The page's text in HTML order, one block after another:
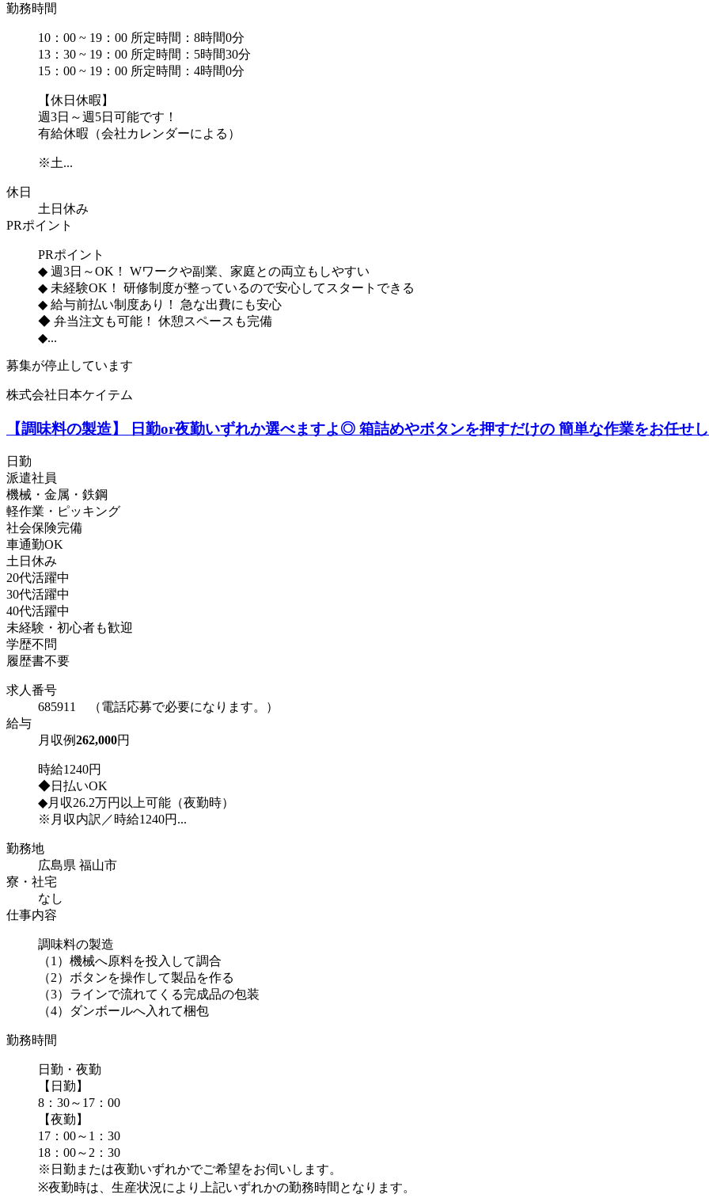
勤務時間
10：00 ~ 19：00 所定時間：8時間0分
13：30 ~ 19：00 所定時間：5時間30分
15：00 ~ 19：00 所定時間：4時間0分
【休日休暇】
週3日～週5日可能です！
有給休暇（会社カレンダーによる）
※土...
休日
土日休み
PRポイント
PRポイント
◆ 週3日～OK！ Wワークや副業、家庭との両立もしやすい
◆ 未経験OK！ 研修制度が整っているので安心してスタートできる
◆ 給与前払い制度あり！ 急な出費にも安心
◆ 弁当注文も可能！ 休憩スペースも完備
◆...
募集が停止しています
株式会社日本ケイテム
【調味料の製造】 日勤or夜勤いずれか選べますよ◎ 箱詰めやボタンを押すだけの 簡単な作業をお任せ
日勤
派遣社員
機械・金属・鉄鋼
軽作業・ピッキング
社会保険完備
車通勤OK
土日休み
20代活躍中
30代活躍中
40代活躍中
未経験・初心者も歓迎
学歴不問
履歴書不要
求人番号
685911 （電話応募で必要になります。）
給与
月収例262,000円
時給1240円
◆日払いOK
◆月収26.2万円以上可能（夜勤時）
※月収内訳／時給1240円...
勤務地
広島県 福山市
寮・社宅
なし
仕事内容
調味料の製造
（1）機械へ原料を投入して調合
（2）ボタンを操作して製品を作る
（3）ラインで流れてくる完成品の包装
（4）ダンボールへ入れて梱包
勤務時間
日勤・夜勤
【日勤】
8：30～17：00
【夜勤】
17：00～1：30
18：00～2：30
※日勤または夜勤いずれかでご希望をお伺いします。
※夜勤時は、生産状況により上記いずれかの勤務時間となります。